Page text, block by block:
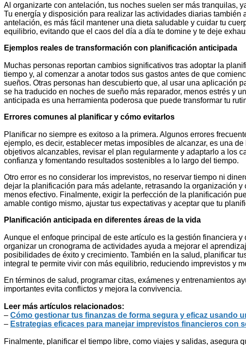
Al organizarte con antelación, tus noches suelen ser más tranquilas,
Tu energía y disposición para realizar las actividades diarias
antelación, es más fácil mantener una dieta saludable y cuidar tu
equilibrio, evitando que el caos del día a día te domine y te deje
Ejemplos reales de transformación con planificación anticipada
Muchas personas reportan cambios significativos tras adoptar la
tiempo y, al comenzar a anotar todos sus gastos antes de que
sueños. Otras personas han descubierto que, al usar una aplicación
se ha traducido en noches de sueño más reparador, menos estrés y
anticipada es una herramienta poderosa que puede transformar tu
Errores comunes al planificar y cómo evitarlos
Planificar no siempre es exitoso a la primera. Algunos errores
ejemplo, es decir, establecer metas imposibles de alcanzar, es una
objetivos alcanzables, revisar el plan regularmente y adaptarlo a los
confianza y fomentando resultados sostenibles a lo largo del tiempo.
Otro error es no considerar los imprevistos, no reservar tiempo ni
dejar la planificación para más adelante, retrasando la organización
menos efectivo. Finalmente, exigir la perfección de la planificación
amable contigo mismo, ajustar tus expectativas y aceptar que tu
Planificación anticipada en diferentes áreas de la vida
Aunque el enfoque principal de este artículo es la gestión financiera
organizar un cronograma de actividades ayuda a mejorar el
posibilidades de éxito y crecimiento. También en la salud, planificar
integral te permite vivir con más equilibrio, reduciendo imprevistos y
En términos de salud, programar citas, exámenes y entrenamientos
importantes evita conflictos y mejora la convivencia.
Leer más artículos relacionados:
– Cómo gestionar tus finanzas de forma segura y eficaz usando
– Estrategias eficaces para manejar imprevistos financieros con
Finalmente, planificar el tiempo libre, como viajes y salidas, asegura